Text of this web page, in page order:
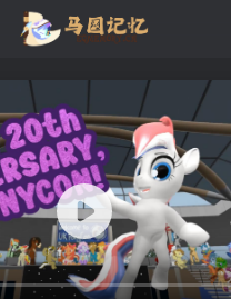
同步视频速度
100%
半屏 3/4 满屏
25px
底部